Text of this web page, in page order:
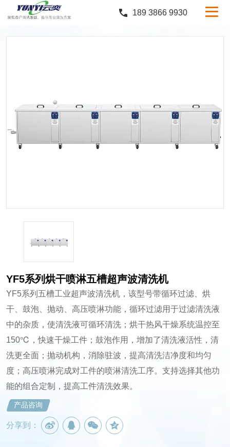
产品中心
关于云奕
189 3866 9930
YF5系列烘干喷淋五槽超声波清洗机
YF5系列五槽工业超声波清洗机，该型号带循环过滤、烘
干、鼓泡、抛动、高压喷淋功能，循环过滤用于过滤清洗液
中的杂质，使清洗液可循环清洗；烘干热风干燥系统温控至
150℃，快速干燥工件；鼓泡作用，增加了清洗液活性，清
洗更全面；抛动机构，消除驻波，提高清洗洁净度和均匀
度；高压喷淋完成对工件的喷淋清洗工序。支持选择其他功
能的组合定制，提高工件清洗效果。
产品咨询
分享到：